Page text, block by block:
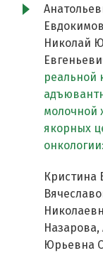
Николай
реальной
молочной
якорных
Кристина
Юрьевна